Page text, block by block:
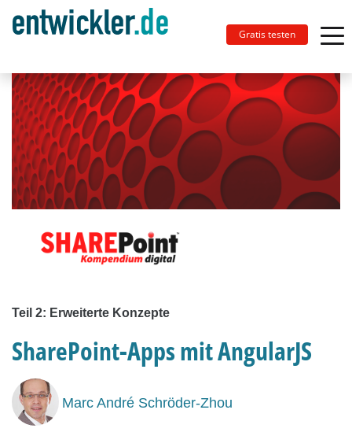
Gratis testen
Teil 2: Erweiterte Konzepte
SharePoint-Apps mit AngularJS
Marc André Schröder-Zhou